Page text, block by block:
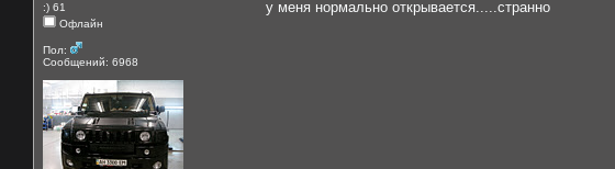
:) 61
Офлайн
Пол:
Сообщений: 6968
у меня нормально открывается.....странно